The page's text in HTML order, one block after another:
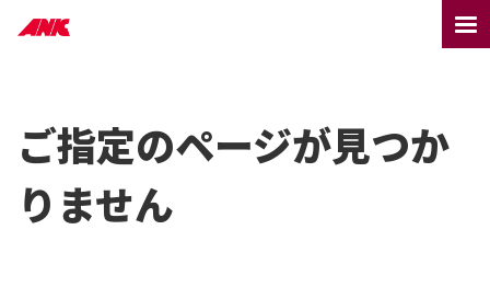
ご指定のページが見つか
りません